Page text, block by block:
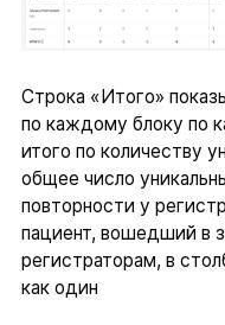
Строка «Итого»
по каждому блоку по
итого по количеству
общее число
повторности у
пациент, вошедший в
регистраторам, в
как один